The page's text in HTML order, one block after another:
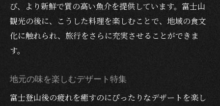
び、より新鮮で質の高い魚介を提供しています。富士山
観光の後に、こうした料理を楽しむことで、地域の食文
化に触れられ、旅行をさらに充実させることができま
す。
地元の味を楽しむデザート特集
富士登山後の疲れを癒すのにぴったりなデザートを楽し